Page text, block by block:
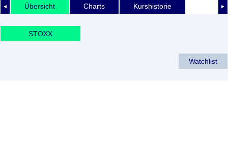
◄ ►
Übersicht Charts Kurshistorie
STOXX
Watchlist